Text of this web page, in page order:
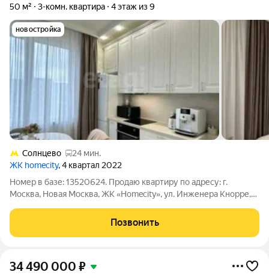
50 м² 3-комн. квартира 4 этаж из 9
новостройка
Солнцево
24 мин.
ЖК homecity, 4 квартал 2022
Номер в базе: 13520624. Продаю квартиру по адресу: г.
Москва, Новая Москва, ЖК «Homecity», ул. Инженера Кнорре,
квартире: Просторная трёхкомнатная квартира евроформата в
бизнес-классе. Удачная
Позвонить
34 490 000 ₽